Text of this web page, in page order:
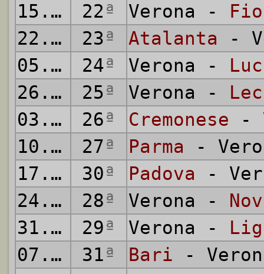
15.03.
1931
22ª Verona -
22.03.
1931
23ª Atalanta -
05.04.
1931
24ª Verona -
26.04.
1931
25ª Verona -
03.05.
1931
26ª Cremonese -
10.05.
1931
27ª Parma -
17.05.
1931
30ª Padova -
24.05.
1931
28ª Verona -
31.05.
1931
29ª Verona -
07.06.
1931
31ª Bari -